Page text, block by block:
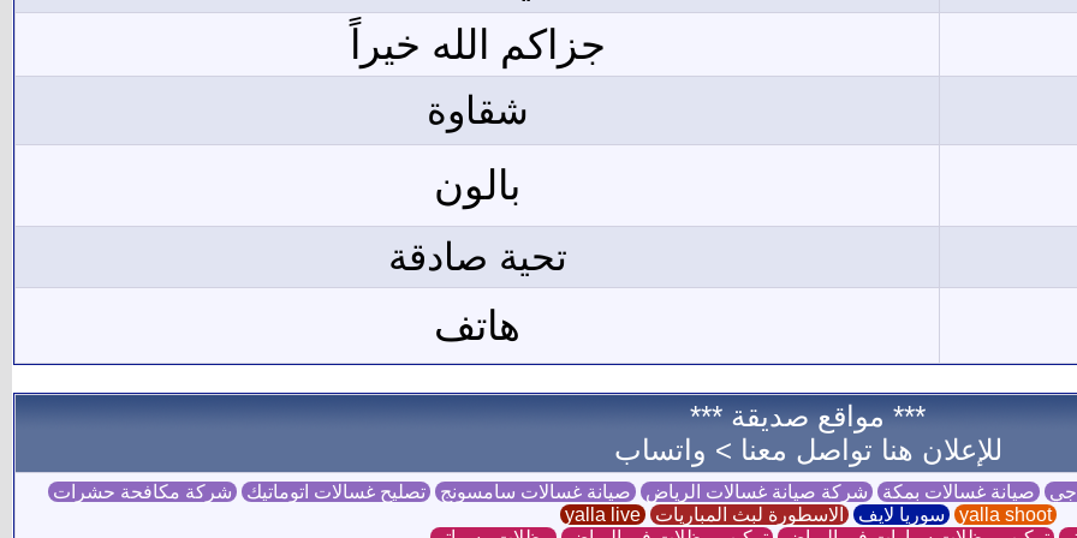
جزاكم الله خيراً
شقاوة
بالون
تحية صادقة
هاتف
*** مواقع صديقة ***
للإعلان هنا تواصل معنا > واتساب
جي صيانة غسالات بمكة شركة صيانة غسالات الرياض صيانة غسالات سامسونج تصليح غسالات اتوماتيك شركة مكافحة حشرات
yalla shoot
سوريا لايف الاسطورة لبث المباريات yalla live